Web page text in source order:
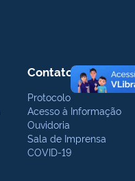
Contatos Gerais
Protocolo
Acesso à Informação
Ouvidoria
Sala de Imprensa
COVID-19